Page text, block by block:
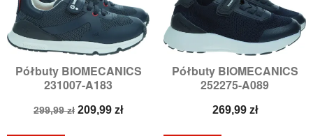
Półbuty BIOMECANICS
231007-A183
Cena
299,99 zł Cena
209,99 zł
Półbuty BIOMECANICS
252275-A089
Cena
269,99 zł